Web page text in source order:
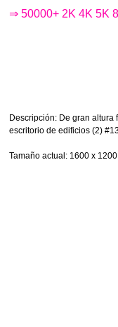
⇒ 50000+ 2K 4K 5K
Descripción: De gran altura
escritorio de edificios (2)
Tamaño actual : 1600 x 1200